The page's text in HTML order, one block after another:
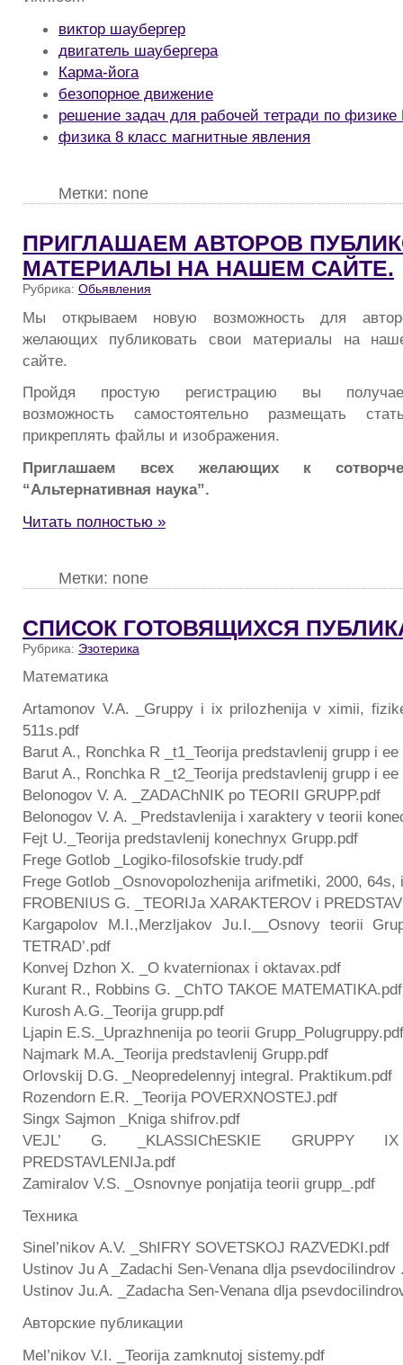
виктор шаубергер
двигатель шаубергера
Карма-йога
безопорное движение
решение задач для рабочей тетради по
физика 8 класс магнитные явления
Метки: none
ПРИГЛАШАЕМ АВТОРОВ
МАТЕРИАЛЫ НА НАШЕМ САЙТЕ.
Рубрика: Обьявления
Мы открываем новую возможность для
желающих публиковать свои материалы на
сайте.
Пройдя простую регистрацию вы
возможность самостоятельно размещать
прикреплять файлы и изображения.
Приглашаем всех желающих к
“Альтернативная наука”.
Читать полностью »
Метки: none
CПИСОК ГОТОВЯЩИХСЯ
Рубрика: Эзотерика
Математика
Artamonov V.A. _Gruppy i ix prilozhenija v ximii,
511s.pdf
Barut A., Ronchka R _t1_Teorija predstavlenij grupp i
Barut A., Ronchka R _t2_Teorija predstavlenij grupp i
Belonogov V. A. _ZADAChNIK po TEORII GRUPP.pdf
Belonogov V. A. _Predstavlenija i xaraktery v teorii
Fejt U._Teorija predstavlenij konechnyx Grupp.pdf
Frege Gotlob _Logiko-filosofskie trudy.pdf
Frege Gotlob _Osnovopolozhenija arifmetiki, 2000, 64s,
FROBENIUS G. _TEORIJa XARAKTEROV i
Kargapolov M.I.,Merzljakov Ju.I.__Osnovy teorii
TETRAD’.pdf
Konvej Dzhon X. _O kvaternionax i oktavax.pdf
Kurant R., Robbins G. _ChTO TAKOE MATEMATIKA.pdf
Kurosh A.G._Teorija grupp.pdf
Ljapin E.S._Uprazhnenija po teorii Grupp_Polugruppy.pdf
Najmark M.A._Teorija predstavlenij Grupp.pdf
Orlovskij D.G. _Neopredelennyj integral. Praktikum.pdf
Rozendorn E.R. _Teorija POVERXNOSTEJ.pdf
Singx Sajmon _Kniga shifrov.pdf
VEJL’ G. _KLASSIChESKIE GRUPPY
PREDSTAVLENIJa.pdf
Zamiralov V.S. _Osnovnye ponjatija teorii grupp_.pdf
Texника
Sinel’nikov A.V. _ShIFRY SOVETSKOJ RAZVEDKI.pdf
Ustinov Ju A _Zadachi Sen-Venana dlja psevdocilindrov
Ustinov Ju.A. _Zadacha Sen-Venana dlja
Авторские публикации
Mel’nikov V.I. _Teorija zamknutoj sistemy.pdf